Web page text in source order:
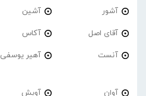
آشور آشین
آقای اصل آکاس
آنست آهیر یوسفی
آوان آویش